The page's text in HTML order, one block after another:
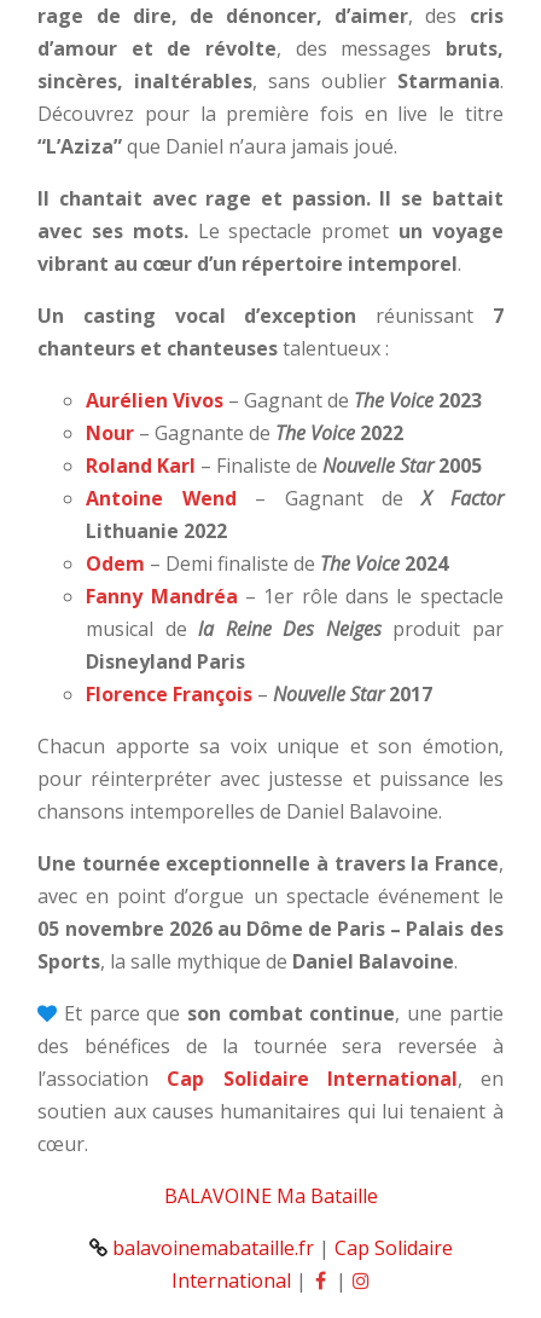
rage de dire, de dénoncer, d’aimer, des cris
d’amour et de révolte, des messages bruts,
sincères, inaltérables, sans oublier Starmania.
Découvrez pour la première fois en live le titre
“L’Aziza”que Daniel n’aura jamais joué.
Il chantait avec rage et passion. Il se battait
avec ses mots.Le spectacle promet un voyage
vibrant au cœur d’un répertoire intemporel.
Un casting vocal d’exception réunissant 7
chanteurs et chanteusestalentueux :
Aurélien Vivos – Gagnant de The Voice 2023
Nour – Gagnante de The Voice 2022
Roland Karl – Finaliste deNouvelle Star2005
Antoine Wend
– Gagnant deX Factor
Lithuanie 2022
Odem – Demi finaliste de The Voice 2024
Fanny Mandréa – 1er rôle dans le spectacle
musical dela Reine Des Neiges produit par
Disneyland Paris
Florence François –Nouvelle Star2017
Chacun apporte sa voix unique et son émotion,
pour réinterpréter avec justesse et puissance les
chansons intemporelles de Daniel Balavoine.
Une tournée exceptionnelle à travers la France,
avec en point d’orgue un spectacle événement le
05 novembre 2026 au Dôme de Paris – Palais des
Sports, la salle mythique de Daniel Balavoine.
Et parce que son combat continue, une partie
des bénéfices de la tournée sera reversée à
l’association Cap Solidaire International, en
soutien aux causes humanitaires qui lui tenaient à
cœur.
BALAVOINE Ma Bataille
balavoinemabataille.fr | Cap Solidaire
International |
|